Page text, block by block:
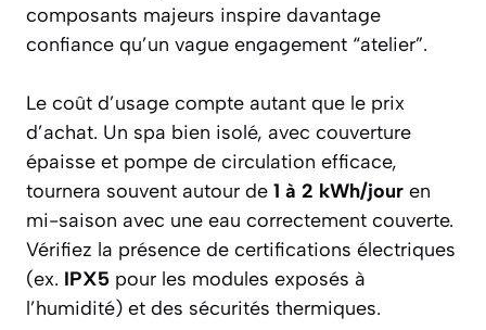
composants majeurs inspire davantage
confiance qu’un vague engagement “atelier”.
Le coût d’usage compte autant que le prix
d’achat. Un spa bien isolé, avec couverture
épaisse et pompe de circulation efficace,
tournera souvent autour de 1 à 2 kWh/jour en
mi-saison avec une eau correctement couverte.
Vérifiez la présence de certifications électriques
(ex. IPX5 pour les modules exposés à
l’humidité) et des sécurités thermiques.